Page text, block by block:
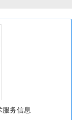
服务信息